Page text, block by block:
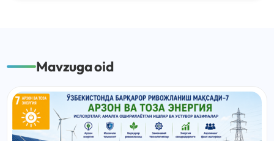
Mavzuga oid